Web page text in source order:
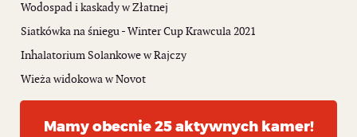
Wodospad i kaskady w Złatnej
Siatkówka na śniegu - Winter Cup Krawcula 2021
Inhalatorium Solankowe w Rajczy
Wieża widokowa w Novot
Mamy obecnie 25 aktywnych kamer!